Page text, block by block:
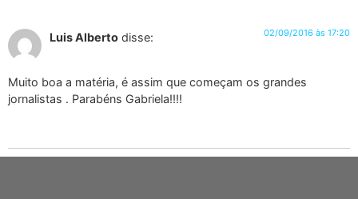
Luis Alberto disse: 02/09/2016 às 17:20
Muito boa a matéria, é assim que começam os grandes
jornalistas . Parabéns Gabriela!!!!